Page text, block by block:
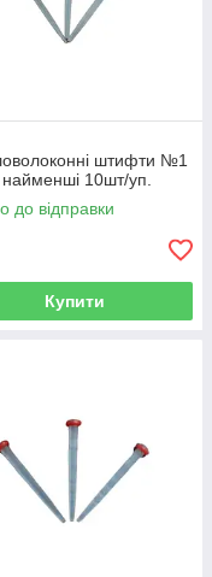
штифти №1
найменші 10шт/уп.
до відправки
Купити